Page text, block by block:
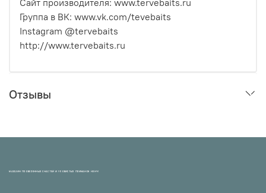
Группа в ВК: www.vk.com/tevebaits
Instagram @tervebaits
http://www.tervebaits.ru
Отзывы
МАГАЗИН ПРОВЕРЕННЫХ СНАСТЕЙ И УЛОВИСТЫХ ПРИМАНОК НХНЧ!